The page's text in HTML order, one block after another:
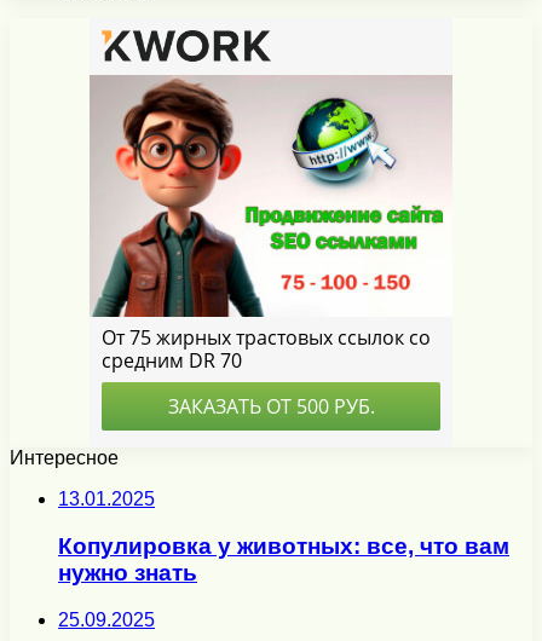
Интересное
13.01.2025
Копулировка у животных: все, что вам
нужно знать
25.09.2025